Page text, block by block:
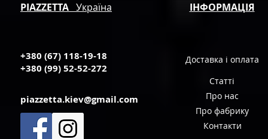
PIAZZETTA Україна ІНФОРМАЦІЯ
+380 (67) 118-19-18
+380 (99) 52-52-272
Доставка і оплата
Статті
piazzetta.kiev@gmail.com
Про нас
Про фабрику
Контакти